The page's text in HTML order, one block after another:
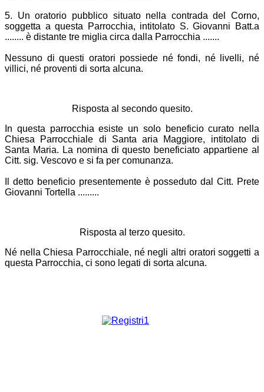
5. Un oratorio pubblico situato nella contrada del Corno,
soggetta a questa Parrocchia, intitolato S. Giovanni Batt.a
........ è distante tre miglia circa dalla Parrocchia .......
Nessuno di questi oratori possiede né fondi, né livelli, né
villici, né proventi di sorta alcuna.
Risposta al secondo quesito.
In questa parrocchia esiste un solo beneficio curato nella
Chiesa Parrocchiale di Santa aria Maggiore, intitolato di
Santa Maria. La nomina di questo beneficiato appartiene al
Citt. sig. Vescovo e si fa per comunanza.
Il detto beneficio presentemente è posseduto dal Citt. Prete
Giovanni Tortella .........
Risposta al terzo quesito.
Né nella Chiesa Parrocchiale, né negli altri oratori soggetti a
questa Parrocchia, ci sono legati di sorta alcuna.